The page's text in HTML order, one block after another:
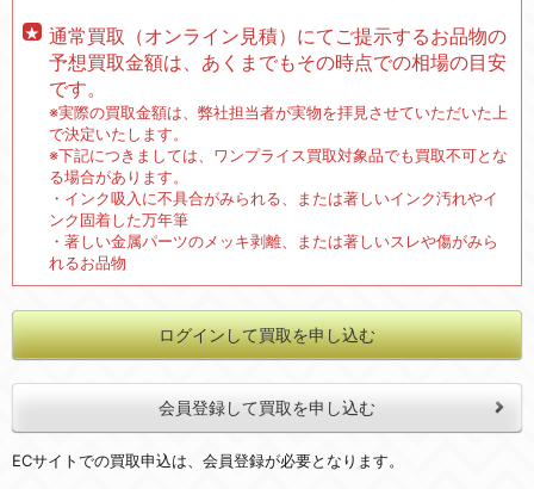
通常買取（オンライン見積）にてご提示するお品物の
予想買取金額は、あくまでもその時点での相場の目安
です。
※実際の買取金額は、弊社担当者が実物を拝見させていただいた上
で決定いたします。
※下記につきましては、ワンプライス買取対象品でも買取不可とな
る場合があります。
・インク吸入に不具合がみられる、または著しいインク汚れやイ
ンク固着した万年筆
・著しい金属パーツのメッキ剥離、または著しいスレや傷がみら
れるお品物
ログインして買取を申し込む
会員登録して買取を申し込む
ECサイトでの買取申込は、会員登録が必要となります。